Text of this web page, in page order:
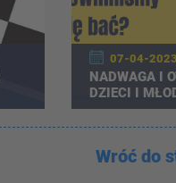
07-04-
NADWAGA I
DZIECI I
Wróć do